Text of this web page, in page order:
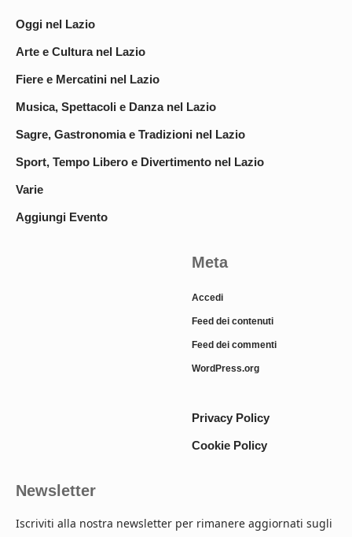
Oggi nel Lazio
Arte e Cultura nel Lazio
Fiere e Mercatini nel Lazio
Musica, Spettacoli e Danza nel Lazio
Sagre, Gastronomia e Tradizioni nel Lazio
Sport, Tempo Libero e Divertimento nel Lazio
Varie
Aggiungi Evento
Meta
Accedi
Feed dei contenuti
Feed dei commenti
WordPress.org
Privacy Policy
Cookie Policy
Newsletter
Iscriviti alla nostra newsletter per rimanere aggiornati sugli